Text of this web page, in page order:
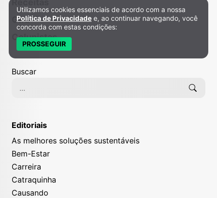
Gira
Colunistas
Buscar
Editoriais
As melhores soluções sustentáveis
Bem-Estar
Carreira
Catraquinha
Causando
Política de Privacidade e Cookies
Utilizamos cookies essenciais de acordo com a nossa
Política de Privacidade e, ao continuar navegando, você
concorda com estas condições:
PROSSEGUIR